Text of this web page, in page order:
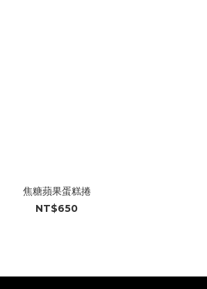
焦糖蘋果蛋糕捲
NT$650